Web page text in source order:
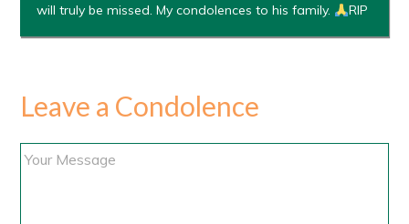
will truly be missed. My condolences to his family.
RIP
Leave a Condolence